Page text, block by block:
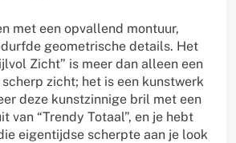
met een opvallend montuur,
geometrische details. Het
Zicht” is meer dan alleen een
zicht; het is een kunstwerk
deze kunstzinnige bril met een
van “Trendy Totaal”, en je hebt
eigentijdse scherpte aan je look